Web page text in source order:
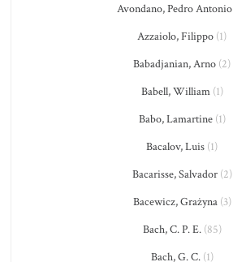
Avondano, Pedro Antonio
Azzaiolo, Filippo (1)
Babadjanian, Arno (2)
Babell, William(1)
Babo, Lamartine(1)
Bacalov, Luis (1)
Bacarisse, Salvador(2)
Bacewicz, Grażyna(3)
Bach, C. P. E.(85)
Bach, G. C.(1)